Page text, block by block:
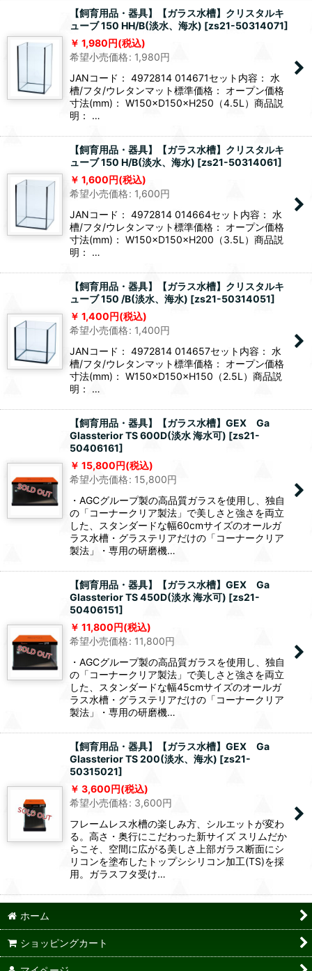
【飼育用品・器具】【ガラス水槽】クリスタルキ
ューブ 150 HH/B(淡水、海水) [zs21-50314071]
1,980円(税込)
希望小売価格: 1,980円
JANコード： 4972814 014671セット内容： 水
槽/フタ/ウレタンマット標準価格： オープン価格
寸法(mm)： W150×D150×H250（4.5L）商品説
明： …
【飼育用品・器具】【ガラス水槽】クリスタルキ
ューブ 150 H/B(淡水、海水) [zs21-50314061]
1,600円(税込)
希望小売価格: 1,600円
JANコード： 4972814 014664セット内容： 水
槽/フタ/ウレタンマット標準価格： オープン価格
寸法(mm)： W150×D150×H200（3.5L）商品説
明： …
【飼育用品・器具】【ガラス水槽】クリスタルキ
ューブ 150 /B(淡水、海水) [zs21-50314051]
1,400円(税込)
希望小売価格: 1,400円
JANコード： 4972814 014657セット内容： 水
槽/フタ/ウレタンマット標準価格： オープン価格
寸法(mm)： W150×D150×H150（2.5L）商品説
明： …
【飼育用品・器具】【ガラス水槽】GEX Ga
Glassterior TS 600D(淡水 海水可) [zs21-
50406161]
15,800円(税込)
希望小売価格: 15,800円
・AGCグループ製の高品質ガラスを使用し、独自
の「コーナークリア製法」で美しさと強さを両立
した、スタンダードな幅60cmサイズのオールガ
ラス水槽・グラステリアだけの「コーナークリア
製法」・専用の研磨機…
【飼育用品・器具】【ガラス水槽】GEX Ga
Glassterior TS 450D(淡水 海水可) [zs21-
50406151]
11,800円(税込)
希望小売価格: 11,800円
・AGCグループ製の高品質ガラスを使用し、独自
の「コーナークリア製法」で美しさと強さを両立
した、スタンダードな幅45cmサイズのオールガ
ラス水槽・グラステリアだけの「コーナークリア
製法」・専用の研磨機…
【飼育用品・器具】【ガラス水槽】GEX Ga
Glassterior TS 200(淡水、海水) [zs21-
50315021]
3,600円(税込)
希望小売価格: 3,600円
フレームレス水槽の楽しみ方、シルエットが変わ
る。高さ・奥行にこだわった新サイズ スリムだか
らこそ、空間に広がる美しさ上部ガラス断面にシ
リコンを塗布したトップシシリコン加工(TS)を採
用。ガラスフタ受け…
ホーム
ショッピングカート